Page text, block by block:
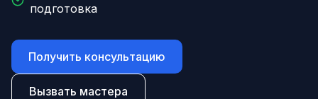
подготовка
Получить консультацию
Вызвать мастера